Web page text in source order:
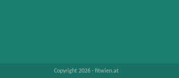
Copyright 2026 · fitwien.at